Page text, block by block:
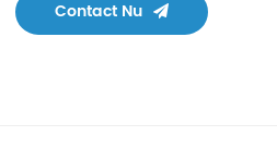
Contact Nu